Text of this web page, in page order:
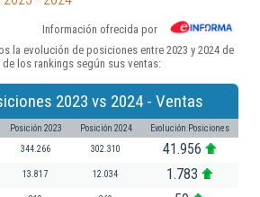
Información ofrecida por
la evolución de posiciones entre 2023 y 2024 de
los rankings según sus ventas:
2023 vs 2024 - Ventas
Posición 2023 Posición 2024 Evolución Posiciones
344.266 302.310 41.956
13.817 12.034 1.783